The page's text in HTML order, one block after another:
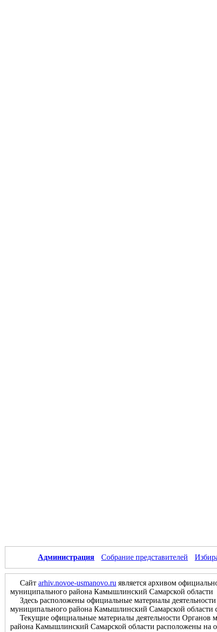
Администрация Собрание представителей
Сайт arhiv.novoe-usmanovo.ru является архивом
муниципального района Камышлинский Самарской области
Здесь расположены официальные материалы
муниципального района Камышлинский Самарской области
Текущие официальные материалы деятельности Органов
района Камышлинский Самарской области расположены на